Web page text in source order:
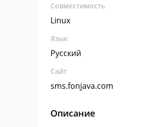
Совместимость
Linux
Язык
Русский
Сайт
sms.fonjava.com
Описание